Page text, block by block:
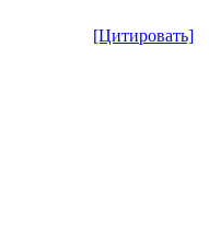
[Цитировать]